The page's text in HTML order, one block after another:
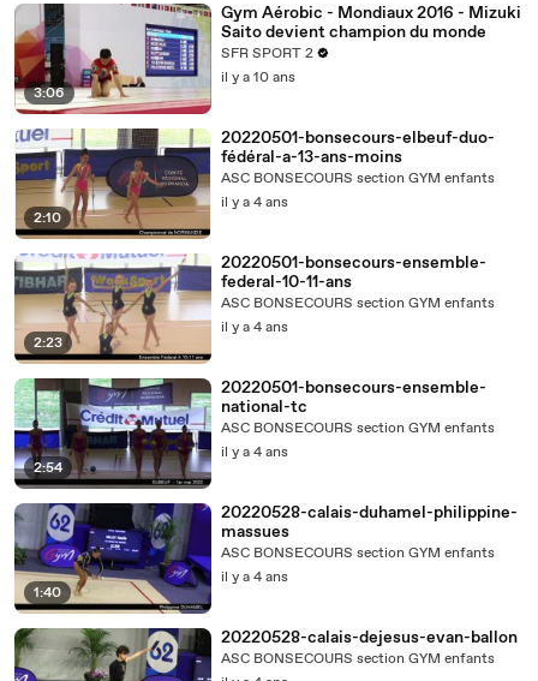
3:06
Gym Aérobic - Mondiaux 2016 - Mizuki
Saito devient champion du monde
SFR SPORT 2
il y a 10 ans
2:10
20220501-bonsecours-elbeuf-duo-
fédéral-a-13-ans-moins
ASC BONSECOURS section GYM enfants
il y a 4 ans
2:23
20220501-bonsecours-ensemble-
federal-10-11-ans
ASC BONSECOURS section GYM enfants
il y a 4 ans
2:54
20220501-bonsecours-ensemble-
national-tc
ASC BONSECOURS section GYM enfants
il y a 4 ans
1:40
20220528-calais-duhamel-philippine-
massues
ASC BONSECOURS section GYM enfants
il y a 4 ans
20220528-calais-dejesus-evan-ballon
ASC BONSECOURS section GYM enfants